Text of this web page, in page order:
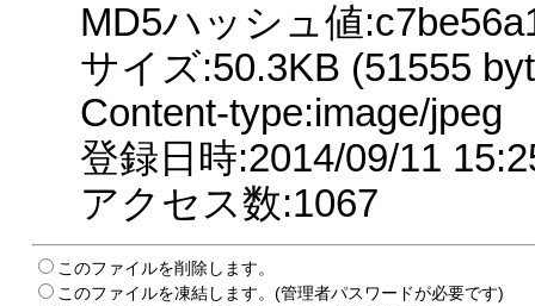
MD5ハッシュ値
サイズ:50.3KB (51555
Content-type:image/jpeg
登録日時:2014/09/11
アクセス数:1067
このファイルを削除します。
このファイルを凍結します。(管理者パスワードが必要です)